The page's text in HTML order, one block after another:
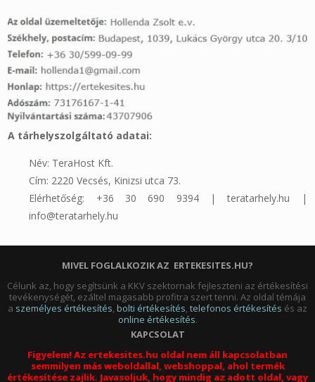
A tárhelyszolgáltató adatai:
Név: TeraHost Kft.
Cím: 2220 Vecsés, Kinizsi utca 73.
Elérhetőség: +36 30 690 9394 | teratarhely.hu |
info@teratarhely.hu
MIVEL FOGLALKOZIK AZ ERTEKESITES.HU?
Célunk az, hogy segítsünk a KKV szektornak fejleszteni az értékesítési
tevékenységét, ezáltel magasabb profitra szert tenni. Az oldal témája
a személyes értékesítés, bolti értékesítés, telefonos értékesítés és az
online értékesítés.
KAPCSOLAT
Figyelem! Az ertekesites.hu oldal nem áll kapcsolatban
semmilyen más weboldallal, webshoppal, ahol termék
értékesítése zajlik. Javasoljuk, hogy mindig az adott oldal, vagy